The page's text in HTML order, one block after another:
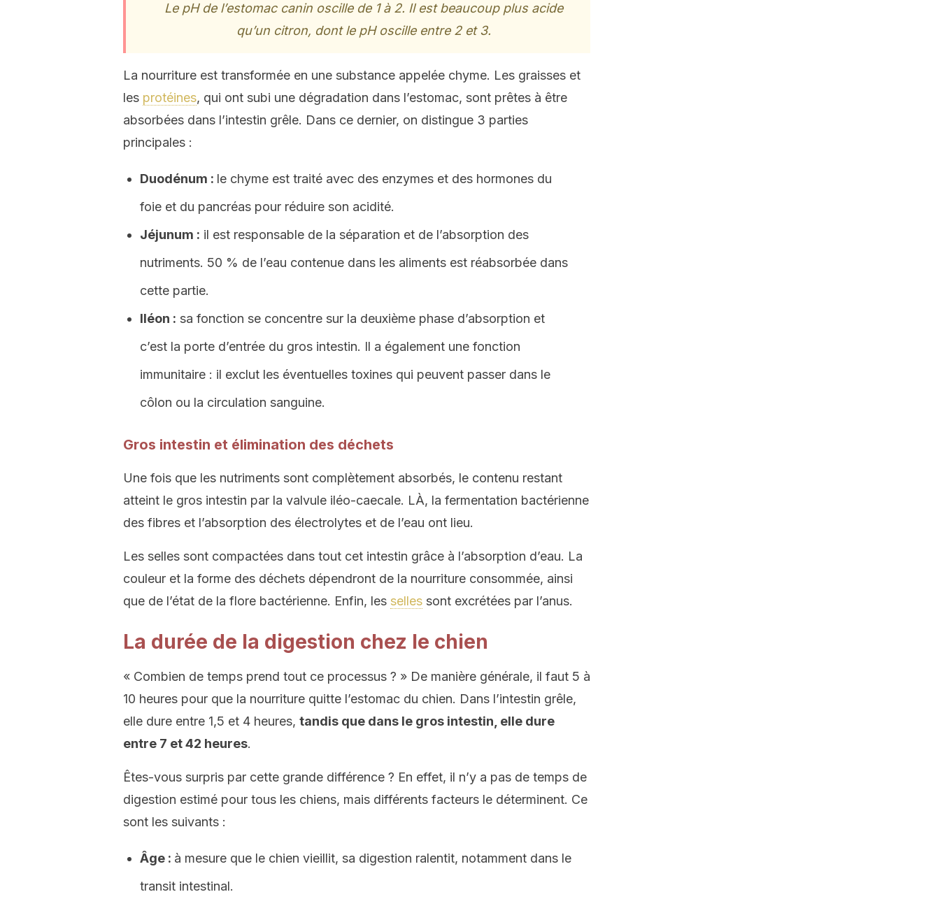
Le pH de l’estomac canin oscille de 1 à 2. Il est beaucoup plus acide
qu’un citron, dont le pH oscille entre 2 et 3.
La nourriture est transformée en une substance appelée chyme. Les graisses et
les protéines, qui ont subi une dégradation dans l’estomac, sont prêtes à être
absorbées dans l’intestin grêle. Dans ce dernier, on distingue 3 parties
principales :
Duodénum : le chyme est traité avec des enzymes et des hormones du
foie et du pancréas pour réduire son acidité.
Jéjunum : il est responsable de la séparation et de l’absorption des
nutriments. 50 % de l’eau contenue dans les aliments est réabsorbée dans
cette partie.
Iléon : sa fonction se concentre sur la deuxième phase d’absorption et
c’est la porte d’entrée du gros intestin. Il a également une fonction
immunitaire : il exclut les éventuelles toxines qui peuvent passer dans le
côlon ou la circulation sanguine.
Gros intestin et élimination des déchets
Une fois que les nutriments sont complètement absorbés, le contenu restant
atteint le gros intestin par la valvule iléo-caecale. LÀ, la fermentation bactérienne
des fibres et l’absorption des électrolytes et de l’eau ont lieu.
Les selles sont compactées dans tout cet intestin grâce à l’absorption d’eau. La
couleur et la forme des déchets dépendront de la nourriture consommée, ainsi
que de l’état de la flore bactérienne. Enfin, les selles sont excrétées par l’anus.
La durée de la digestion chez le chien
« Combien de temps prend tout ce processus ? » De manière générale, il faut 5 à
10 heures pour que la nourriture quitte l’estomac du chien. Dans l’intestin grêle,
elle dure entre 1,5 et 4 heures, tandis que dans le gros intestin, elle dure
entre 7 et 42 heures.
Êtes-vous surpris par cette grande différence ? En effet, il n’y a pas de temps de
digestion estimé pour tous les chiens, mais différents facteurs le déterminent. Ce
sont les suivants :
Âge : à mesure que le chien vieillit, sa digestion ralentit, notamment dans le
transit intestinal.